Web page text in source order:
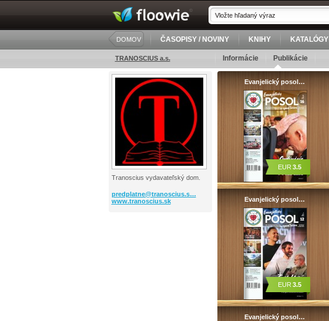
DOMOV ČASOPISY / NOVINY KNIHY KATALÓGY
TRANOSCIUS a.s. Informácie Publikácie
Tranoscius vydavateľský dom.
predplatne@tranoscius.s…
www.tranoscius.sk
Evanjelický posol…
EUR 3.5
Evanjelický posol…
EUR 3.5
Evanjelický posol…